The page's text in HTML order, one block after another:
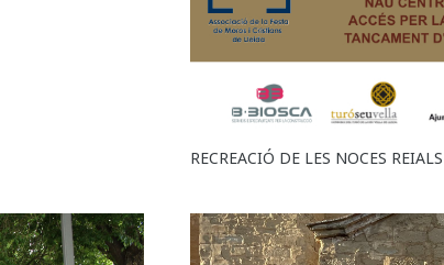
RECREACIÓ DE LES NOCES